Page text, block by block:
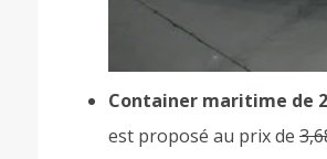
Container maritime de
est proposé au prix de